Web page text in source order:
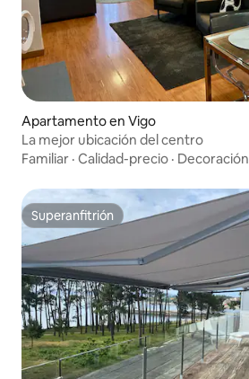
Apartamento en Vigo
La mejor ubicación del centro
Familiar · Calidad-precio · Decoración
Superanfitrión
Superanfitrión